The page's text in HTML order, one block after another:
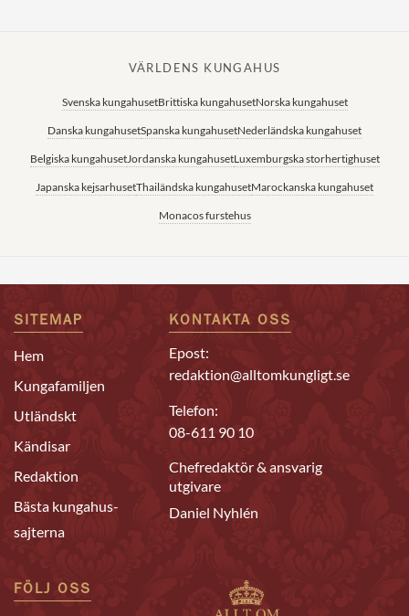
VÄRLDENS KUNGAHUS
Svenska kungahusetBrittiska kungahusetNorska kungahuset
Danska kungahusetSpanska kungahusetNederländska kungahuset
Belgiska kungahusetJordanska kungahusetLuxemburgska storhertighuset
Japanska kejsarhusetThailändska kungahusetMarockanska kungahuset
Monacos furstehus
SITEMAP
Hem
Kungafamiljen
Utländskt
Kändisar
Redaktion
Bästa kungahus-
sajterna
KONTAKTA OSS
Epost:
redaktion@alltomkungligt.se
Telefon:
08-611 90 10
Chefredaktör & ansvarig
utgivare
Daniel Nyhlén
FÖLJ OSS